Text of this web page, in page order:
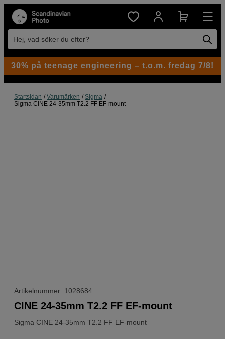
Hej, vad söker du efter?
Startsidan Varumärken
Sigma
Sigma CINE 24-35mm T2.2 FF EF-mount
Artikelnummer: 1028684
Sigma CINE 24-35mm T2.2 FF EF-mount
CINE 24-35mm T2.2 FF EF-mount
30% på teenage engineering – t.o.m. fredag 7/8!